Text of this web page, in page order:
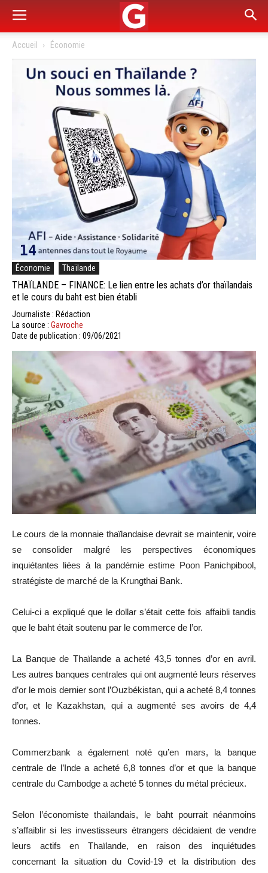
Accueil Économie
Économie Thaïlande
THAÏLANDE – FINANCE: Le lien entre les achats d’or thaïlandais
et le cours du baht est bien établi
Journaliste : Rédaction
La source : Gavroche
Date de publication : 09/06/2021
Le cours de la monnaie thaïlandaise devrait se maintenir, voire
se consolider malgré les perspectives économiques
inquiétantes liées à la pandémie estime Poon Panichpibool,
stratégiste de marché de la Krungthai Bank.
Celui-ci a expliqué que le dollar s’était cette fois affaibli tandis
que le baht était soutenu par le commerce de l’or.
La Banque de Thaïlande a acheté 43,5 tonnes d’or en avril.
Les autres banques centrales qui ont augmenté leurs réserves
d’or le mois dernier sont l’Ouzbékistan, qui a acheté 8,4 tonnes
d’or, et le Kazakhstan, qui a augmenté ses avoirs de 4,4
tonnes.
Commerzbank a également noté qu’en mars, la banque
centrale de l’Inde a acheté 6,8 tonnes d’or et que la banque
centrale du Cambodge a acheté 5 tonnes du métal précieux.
Selon l’économiste thaïlandais, le baht pourrait néanmoins
s’affaiblir si les investisseurs étrangers décidaient de vendre
leurs actifs en Thaïlande, en raison des inquiétudes
concernant la situation du Covid-19 et la distribution des